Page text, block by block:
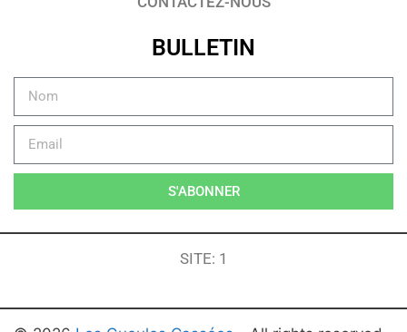
BULLETIN
S'ABONNER
SITE: 1